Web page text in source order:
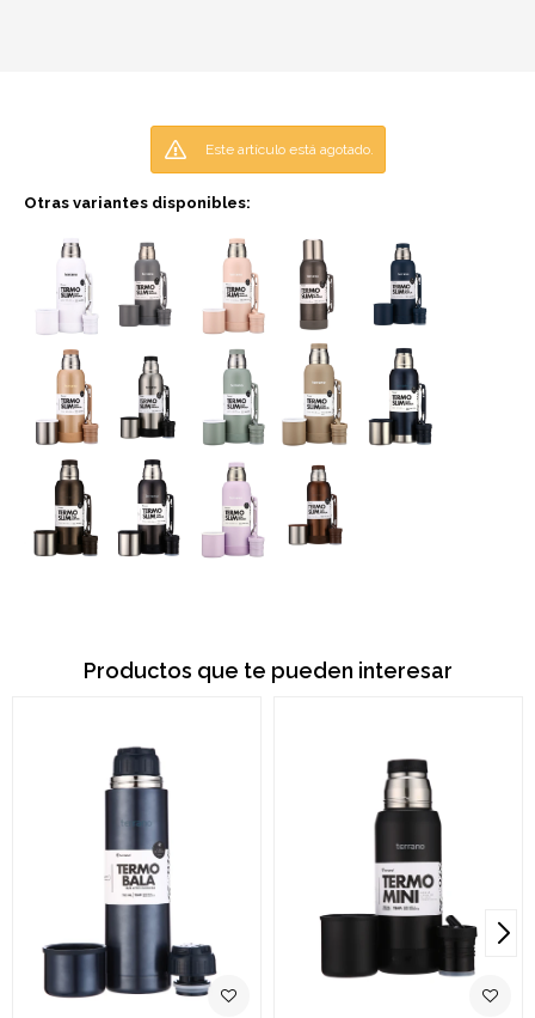
Este artículo está agotado.
Otras variantes disponibles:
Productos que te pueden interesar